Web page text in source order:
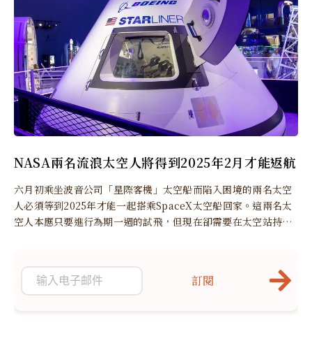
NASA兩名流浪太空人將得到2025年2月才能返航
六月初乘坐波音公司「星際客機」太空船而陷入困境的兩名太空
人必須等到2025年才能一起搭乘SpaceX太空船回家。這兩名太
空人本應只要進行為期一週的試飛，但現在卻需要在太空站持續
訂閱